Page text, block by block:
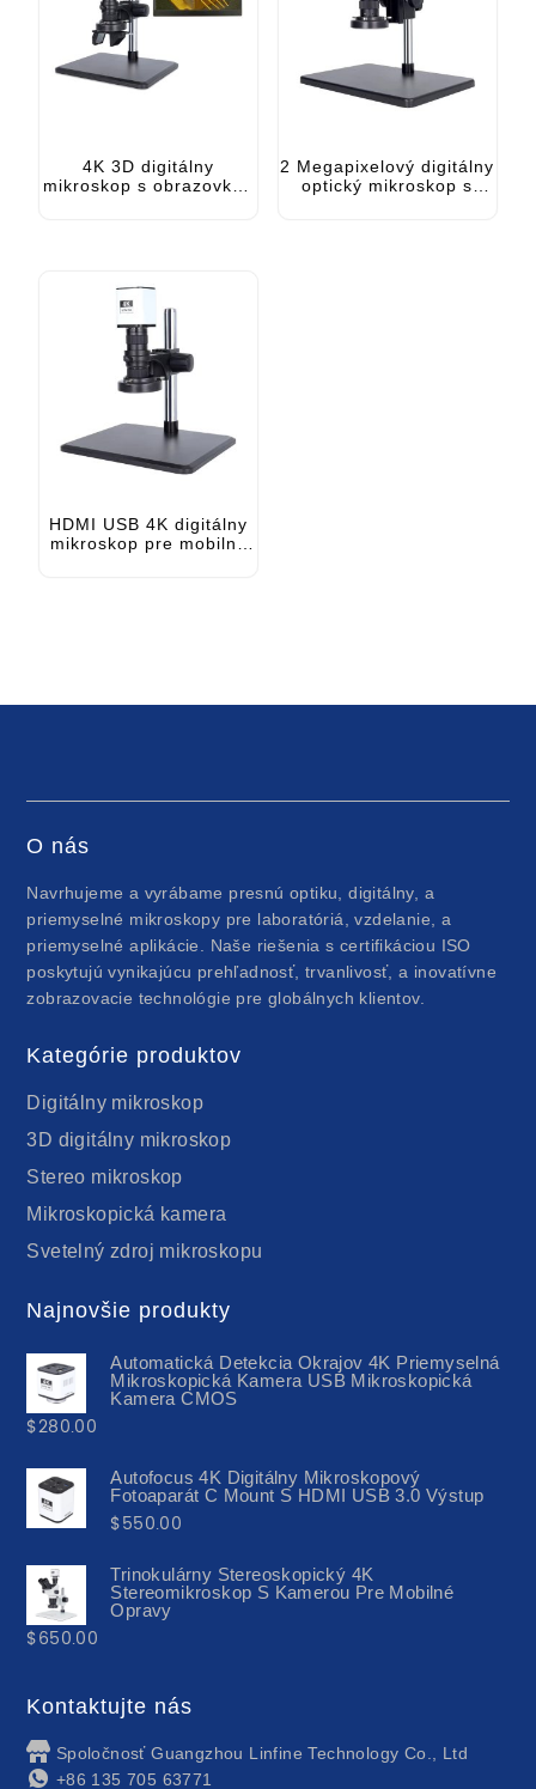
4K 3D digitálny
mikroskop s obrazovkou
2 Megapixelový digitálny
optický mikroskop s
HDMI USB 4K digitálny
mikroskop pre mobilné
O nás
Navrhujeme a vyrábame presnú optiku, digitálny, a
priemyselné mikroskopy pre laboratóriá, vzdelanie, a
priemyselné aplikácie. Naše riešenia s certifikáciou ISO
poskytujú vynikajúcu prehľadnosť, trvanlivosť, a inovatívne
zobrazovacie technológie pre globálnych klientov.
Kategórie produktov
Digitálny mikroskop
3D digitálny mikroskop
Stereo mikroskop
Mikroskopická kamera
Svetelný zdroj mikroskopu
Najnovšie produkty
Automatická Detekcia Okrajov 4K Priemyselná
Mikroskopická Kamera USB Mikroskopická
Kamera CMOS
$280.00
Autofocus 4K Digitálny Mikroskopový
Fotoaparát C Mount S HDMI USB 3.0 Výstup
$550.00
Trinokulárny Stereoskopický 4K
Stereomikroskop S Kamerou Pre Mobilné
Opravy
$650.00
Kontaktujte nás
Spoločnosť Guangzhou Linfine Technology Co., Ltd
+86 135 705 63771